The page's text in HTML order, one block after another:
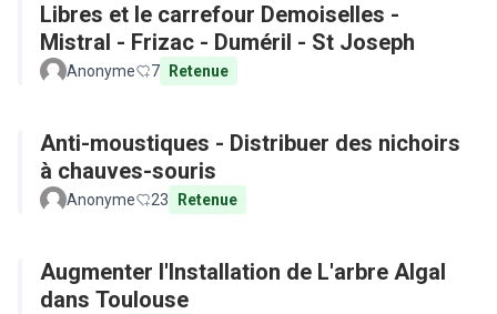
Libres et le carrefour Demoiselles -
Mistral - Frizac - Duméril - St Joseph
Anonyme 7 Retenue
Anti-moustiques - Distribuer des nichoirs
à chauves-souris
Anonyme 23 Retenue
Augmenter l'Installation de L'arbre Algal
dans Toulouse